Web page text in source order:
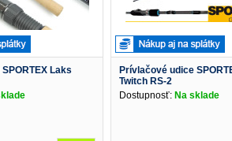
Laks
Prívlačové udice
Twitch RS-2
Dostupnosť: Na sklade